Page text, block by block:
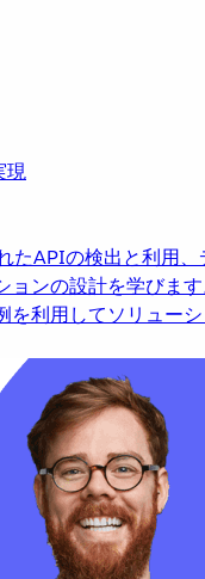
現
たAPIの検出と利用
ンの設計を学びます
利用してソリューシ